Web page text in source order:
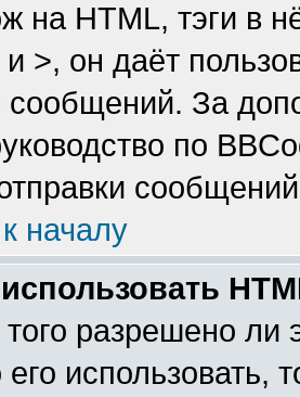
на HTML, тэги в
>, он даёт
сообщений. За
по
началу
того разрешено
использовать,